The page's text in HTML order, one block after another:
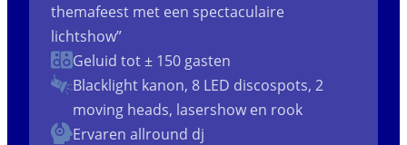
themafeest met een spectaculaire
lichtshow”
Geluid tot ± 150 gasten
Blacklight kanon, 8 LED discospots, 2
moving heads, lasershow en rook
Ervaren allround dj